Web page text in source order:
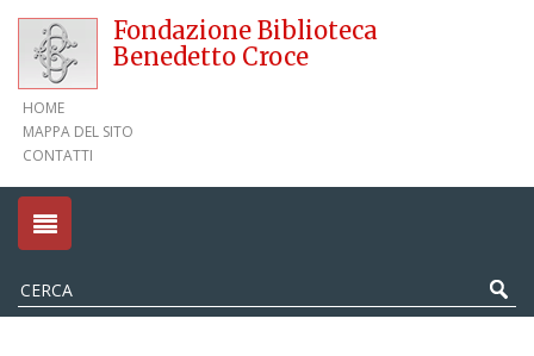
Fondazione Biblioteca
Benedetto Croce
HOME
MAPPA DEL SITO
CONTATTI